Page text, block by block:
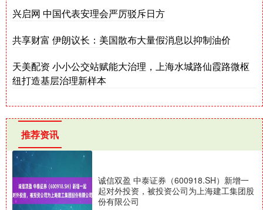
兴启网 中国代表安理会严厉驳斥日方
共享财富 伊朗议长：美国散布大量假消息以抑制油价
天美配资 小小公交站赋能大治理，上海水城路仙霞路微枢
纽打造基层治理新样本
推荐资讯
诚信双盈 中泰证券（600918.SH）新增一
起对外投资，被投资公司为上海建工集团股
份有限公司